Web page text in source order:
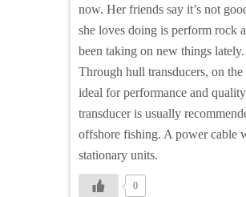
now. Her friends say it’s not
she loves doing is perform rock
been taking on new things lately.
Through hull transducers, on the
ideal for performance and
transducer is usually
offshore fishing. A power cable
stationary units.
0